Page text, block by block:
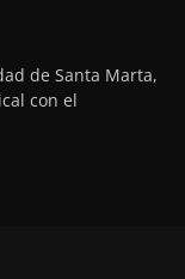
de Santa Marta,
con el